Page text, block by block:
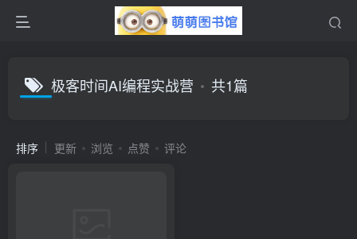
极客时间AI编程实战营 共1篇
排序 更新 浏览 点赞 评论